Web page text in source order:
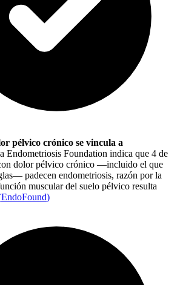
pélvico crónico se vincula a
Endometriosis Foundation indica que 4 de
dolor pélvico crónico —incluido el que
padecen endometriosis, razón por la
muscular del suelo pélvico resulta
EndoFound)